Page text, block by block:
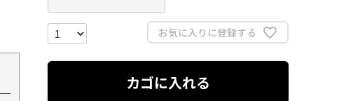
お気に入りに登録する
カゴに入れる